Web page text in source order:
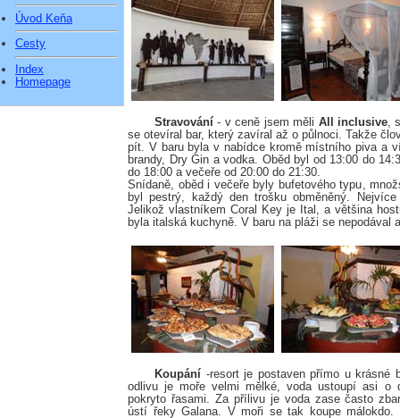
Úvod Keňa
Cesty
Index
Homepage
Stravování - v ceně jsem měli All inclusive,
se otevíral bar, který zavíral až o půlnoci. Takže
pít. V baru byla v nabídce kromě místního piva a
brandy, Dry Gin a vodka. Oběd byl od 13:00 do
do 18:00 a večeře od 20:00 do 21:30.
Snídaně, oběd i večeře byly bufetového typu,
byl pestrý, každý den trošku obměněný.
Jelikož vlastníkem Coral Key je Ital, a většina
byla italská kuchyně. V baru na pláži se nepodával
Koupání -resort je postaven přímo u krásné
odlivu je moře velmi mělké, voda ustoupí asi o
pokryto řasami. Za přílivu je voda zase často
ústí řeky Galana. V moři se tak koupe